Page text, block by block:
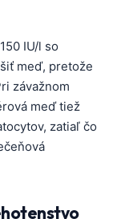
IU/l so
meď, pretože
závažnom
meď tiež
zatiaľ čo